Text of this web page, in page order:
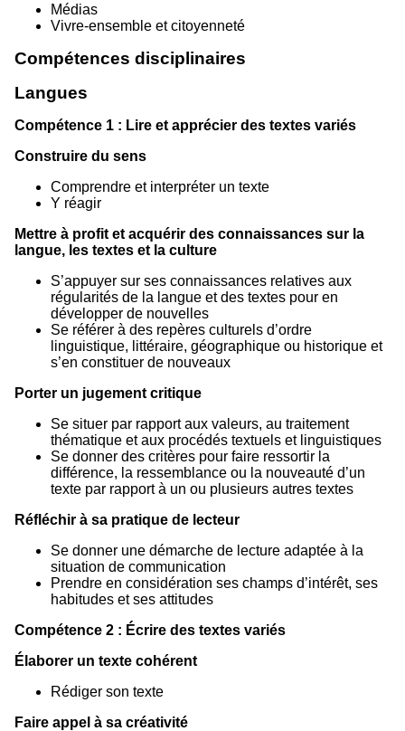
Médias
Vivre-ensemble et citoyenneté
Compétences disciplinaires
Langues
Compétence 1 : Lire et apprécier des textes variés
Construire du sens
Comprendre et interpréter un texte
Y réagir
Mettre à profit et acquérir des connaissances sur la
langue, les textes et la culture
S’appuyer sur ses connaissances relatives aux
régularités de la langue et des textes pour en
développer de nouvelles
Se référer à des repères culturels d’ordre
linguistique, littéraire, géographique ou historique et
s’en constituer de nouveaux
Porter un jugement critique
Se situer par rapport aux valeurs, au traitement
thématique et aux procédés textuels et linguistiques
Se donner des critères pour faire ressortir la
différence, la ressemblance ou la nouveauté d’un
texte par rapport à un ou plusieurs autres textes
Réfléchir à sa pratique de lecteur
Se donner une démarche de lecture adaptée à la
situation de communication
Prendre en considération ses champs d’intérêt, ses
habitudes et ses attitudes
Compétence 2 : Écrire des textes variés
Élaborer un texte cohérent
Rédiger son texte
Faire appel à sa créativité